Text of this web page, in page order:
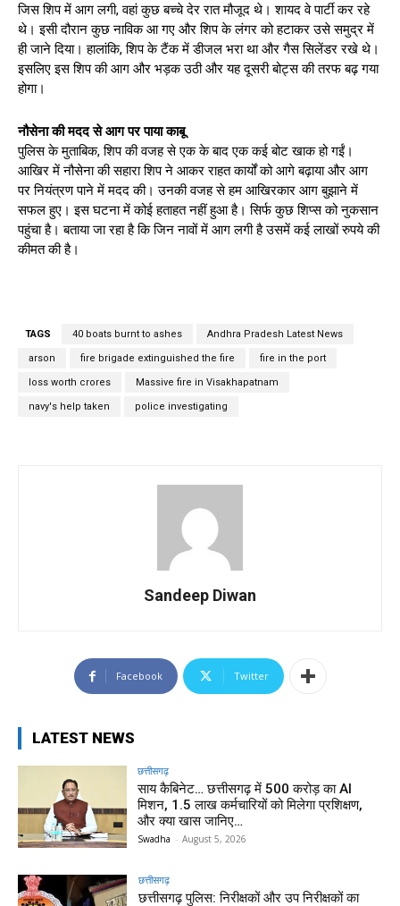
जिस शिप में आग लगी, वहां कुछ बच्चे देर रात मौजूद थे। शायद वे पार्टी कर रहे
थे। इसी दौरान कुछ नाविक आ गए और शिप के लंगर को हटाकर उसे समुद्र में
ही जाने दिया। हालांकि, शिप के टैंक में डीजल भरा था और गैस सिलेंडर रखे थे।
इसलिए इस शिप की आग और भड़क उठी और यह दूसरी बोट्स की तरफ बढ़ गया
होगा।
नौसेना की मदद से आग पर पाया काबू
पुलिस के मुताबिक, शिप की वजह से एक के बाद एक कई बोट खाक हो गईं।
आखिर में नौसेना की सहारा शिप ने आकर राहत कार्यों को आगे बढ़ाया और आग
पर नियंत्रण पाने में मदद की। उनकी वजह से हम आखिरकार आग बुझाने में
सफल हुए। इस घटना में कोई हताहत नहीं हुआ है। सिर्फ कुछ शिप्स को नुकसान
पहुंचा है। बताया जा रहा है कि जिन नावों में आग लगी है उसमें कई लाखों रुपये की
कीमत की है।
TAGS 40 boats burnt to ashes Andhra Pradesh Latest News
arson fire brigade extinguished the fire fire in the port
loss worth crores Massive fire in Visakhapatnam
navy's help taken police investigating
Sandeep Diwan
Facebook Twitter
LATEST NEWS
छत्तीसगढ़
साय कैबिनेट… छत्तीसगढ़ में 500 करोड़ का AI
मिशन, 1.5 लाख कर्मचारियों को मिलेगा प्रशिक्षण,
और क्या खास जानिए…
Swadha - August 5, 2026
छत्तीसगढ़
छत्तीसगढ़ पुलिस: निरीक्षकों और उप निरीक्षकों का